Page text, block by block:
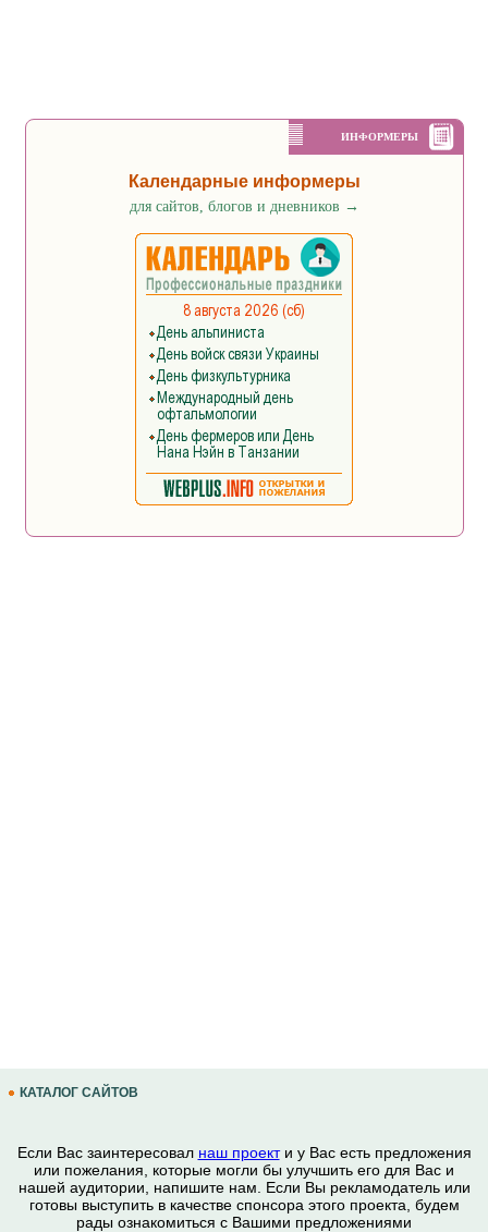
ИНФОРМЕРЫ
Календарные информеры
для сайтов, блогов и дневников →
КАТАЛОГ САЙТОВ
Если Вас заинтересовал наш проекти у Вас есть предложения
или пожелания, которые могли бы улучшить его для Вас и
нашей аудитории, напишите нам. Если Вы рекламодатель или
готовы выступить в качестве спонсора этого проекта, будем
рады ознакомиться с Вашими предложениями